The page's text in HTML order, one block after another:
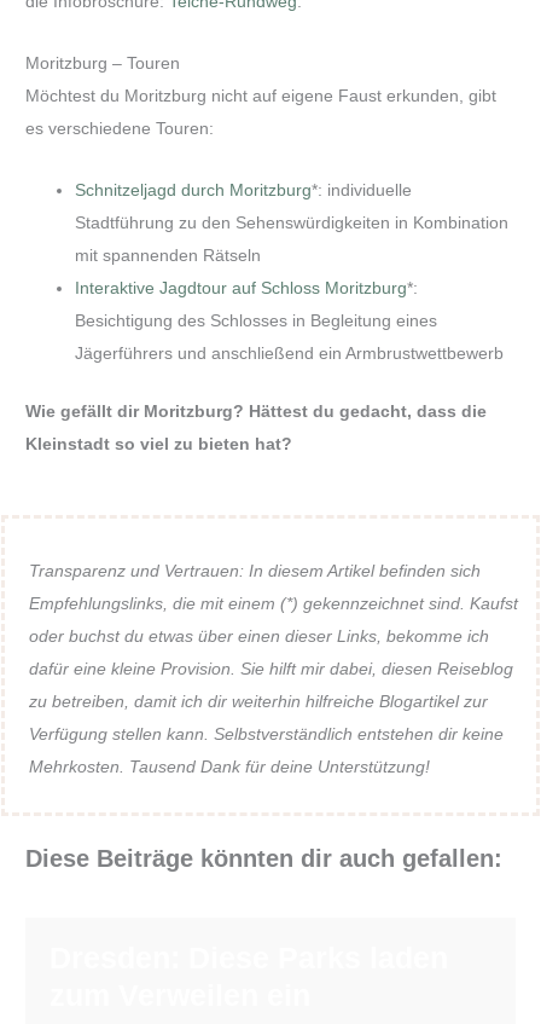
Moritzburg – Touren
Möchtest du Moritzburg nicht auf eigene Faust erkunden, gibt
es verschiedene Touren:
Schnitzeljagd durch Moritzburg*: individuelle
Stadtführung zu den Sehenswürdigkeiten in Kombination
mit spannenden Rätseln
Interaktive Jagdtour auf Schloss Moritzburg*:
Besichtigung des Schlosses in Begleitung eines
Jägerführers und anschließend ein Armbrustwettbewerb
Wie gefällt dir Moritzburg? Hättest du gedacht, dass die
Kleinstadt so viel zu bieten hat?
Transparenz und Vertrauen: In diesem Artikel befinden sich
Empfehlungslinks, die mit einem (*) gekennzeichnet sind. Kaufst
oder buchst du etwas über einen dieser Links, bekomme ich
dafür eine kleine Provision. Sie hilft mir dabei, diesen Reiseblog
zu betreiben, damit ich dir weiterhin hilfreiche Blogartikel zur
Verfügung stellen kann. Selbstverständlich entstehen dir keine
Mehrkosten. Tausend Dank für deine Unterstützung!
Diese Beiträge könnten dir auch gefallen: